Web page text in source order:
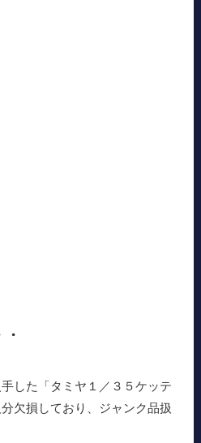
した「タミヤ１／３５ケッテ
欠損しており、ジャンク品扱